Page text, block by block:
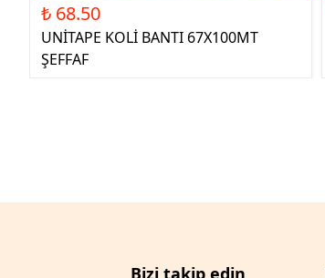
₺ 68.50
UNİTAPE KOLİ BANTI 67X100MT
ŞEFFAF
Bizi takip edin